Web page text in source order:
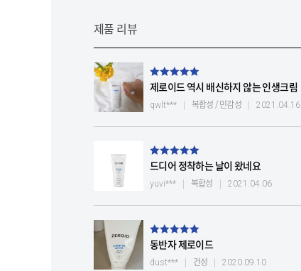
제품 리뷰
제로이드 역시 배신하지 않는 인생크림
qwlt*** 복합성 / 민감성 2021.04.16
드디어 정착하는 날이 왔네요
yuvi*** 복합성 2021.04.06
동반자 제로이드
dust*** 건성 2020.09.10